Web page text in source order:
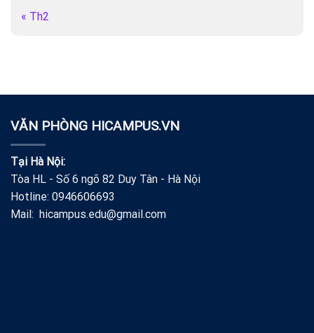
« Th2
VĂN PHÒNG HICAMPUS.VN
Tại Hà Nội:
Tòa HL - Số 6 ngõ 82 Duy Tân - Hà Nội
Hotline: 0946606693
Mail: hicampus.edu@gmail.com